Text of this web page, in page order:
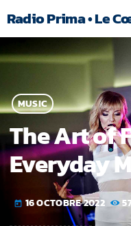
Radio Prima • Le
MUSIC
The Art of
Everyday
today 16 OCTOBRE 2022